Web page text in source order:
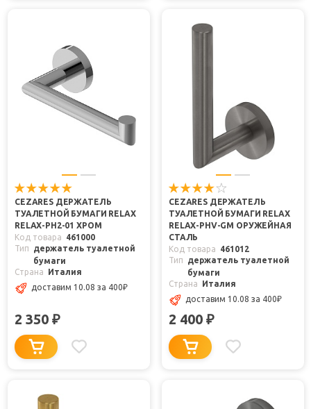
CEZARES ДЕРЖАТЕЛЬ
ТУАЛЕТНОЙ БУМАГИ RELAX
RELAX-PH2-01 ХРОМ
Код товара
461000
Тип
держатель туалетной
бумаги
Страна
Италия
доставим 10.08 за 400₽
2 350 ₽
CEZARES ДЕРЖАТЕЛЬ
ТУАЛЕТНОЙ БУМАГИ RELAX
RELAX-PHV-GM ОРУЖЕЙНАЯ
СТАЛЬ
Код товара
461012
Тип
держатель туалетной
бумаги
Страна
Италия
доставим 10.08 за 400₽
2 400 ₽